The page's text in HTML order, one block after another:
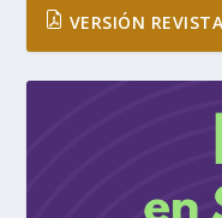
VERSIÓN REVISTA